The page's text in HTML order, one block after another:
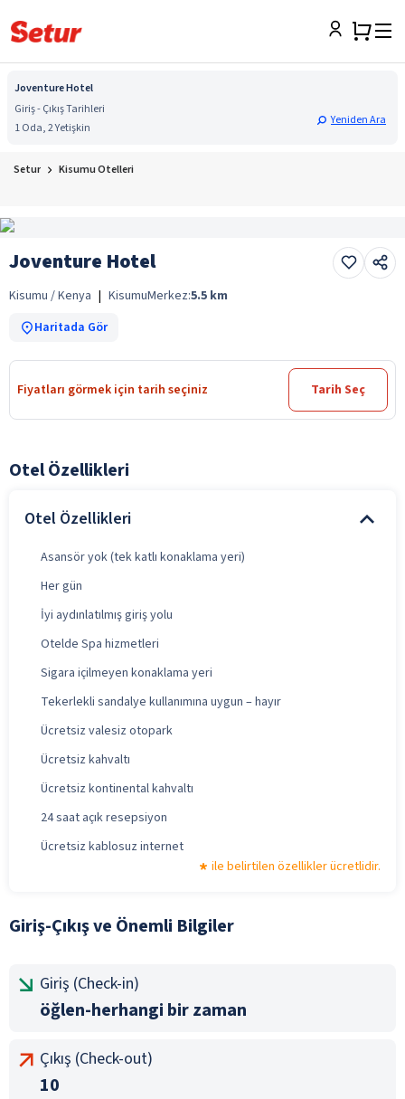
Joventure Hotel
Giriş - Çıkış Tarihleri
1 Oda, 2 Yetişkin
Yeniden Ara
Setur Kisumu Otelleri
Joventure Hotel
Kisumu / Kenya | KisumuMerkez:5.5 km
Haritada Gör
Fiyatları görmek için tarih seçiniz Tarih Seç
Otel Özellikleri
Otel Özellikleri
Asansör yok (tek katlı konaklama yeri)
Her gün
İyi aydınlatılmış giriş yolu
Otelde Spa hizmetleri
Sigara içilmeyen konaklama yeri
Tekerlekli sandalye kullanımına uygun – hayır
Ücretsiz valesiz otopark
Ücretsiz kahvaltı
Ücretsiz kontinental kahvaltı
24 saat açık resepsiyon
Ücretsiz kablosuz internet
ile belirtilen özellikler ücretlidir.
Giriş-Çıkış ve Önemli Bilgiler
Giriş (Check-in)
öğlen-herhangi bir zaman
Çıkış (Check-out)
10